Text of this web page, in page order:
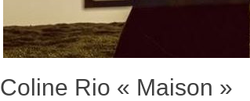
Coline Rio « Maison »